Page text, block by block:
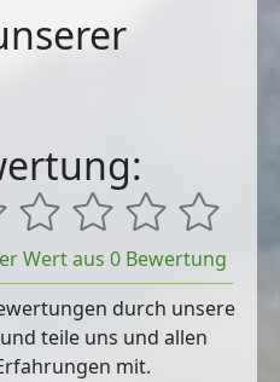
Wert aus 0 Bewertung
durch unsere
teile uns und allen
mit.